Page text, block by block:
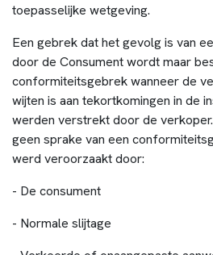
toepasselijke wetgeving.
Een gebrek dat het gevolg is van
door de Consument wordt maar
conformiteitsgebrek wanneer de
wijten is aan tekortkomingen in de
werden verstrekt door de
geen sprake van een
werd veroorzaakt door:
- De consument
- Normale slijtage